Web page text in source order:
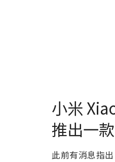
小米
推出一
此前有消息指